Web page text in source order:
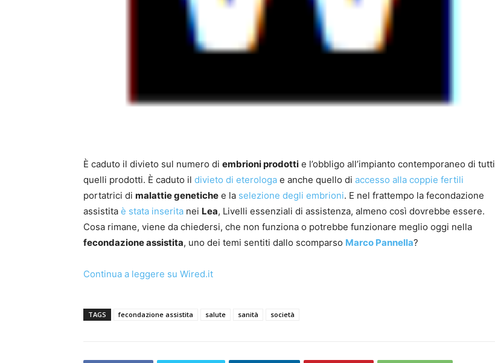
È caduto il divieto sul numero di embrioni prodotti e l’obbligo all’impianto contemporaneo di tutti
quelli prodotti. È caduto il divieto di eterologa e anche quello di accesso alla coppie fertili
portatrici di malattie genetiche e la selezione degli embrioni. E nel frattempo la fecondazione
assistita è stata inserita nei Lea, Livelli essenziali di assistenza, almeno così dovrebbe essere.
Cosa rimane, viene da chiedersi, che non funziona o potrebbe funzionare meglio oggi nella
fecondazione assistita, uno dei temi sentiti dallo scomparso Marco Pannella?
Continua a leggere su Wired.it
TAGS fecondazione assistita salute sanità società